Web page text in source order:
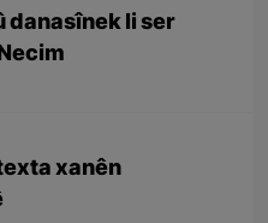
danasînek li ser
xanên